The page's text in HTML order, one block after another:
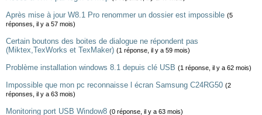
Après mise à jour W8.1 Pro renommer un dossier est impossible (5
réponses, il y a 57 mois)
Certain boutons des boites de dialogue ne répondent pas
(Miktex,TexWorks et TexMaker) (1 réponse, il y a 59 mois)
Problème installation windows 8.1 depuis clé USB (1 réponse, il y a 62 mois)
Impossible que mon pc reconnaisse l écran Samsung C24RG50 (2
réponses, il y a 63 mois)
Monitoring port USB Window8 (0 réponse, il y a 63 mois)